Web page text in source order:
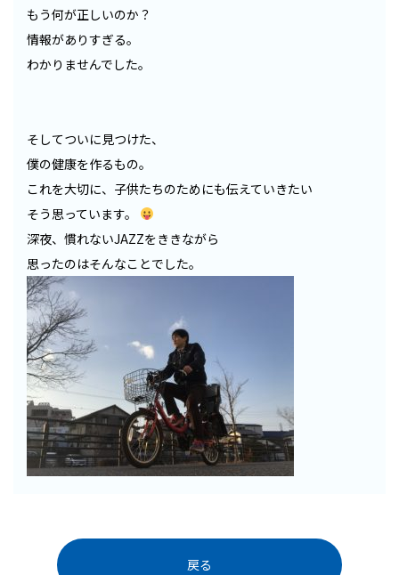
もう何が正しいのか？
情報がありすぎる。
わかりませんでした。
そしてついに見つけた、
僕の健康を作るもの。
これを大切に、子供たちのためにも伝えていきたい
そう思っています。
深夜、慣れないJAZZをききながら
思ったのはそんなことでした。
戻る